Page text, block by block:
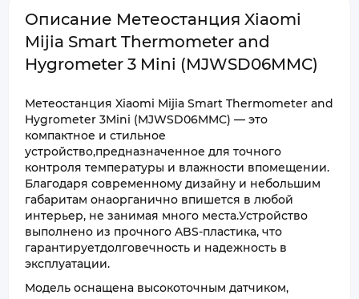
Описание Метеостанция Xiaomi
Mijia Smart Thermometer and
Hygrometer 3 Mini (MJWSD06MMC)
Метеостанция Xiaomi Mijia Smart Thermometer and
Hygrometer 3Mini (MJWSD06MMC) — это
компактное и стильное
устройство,предназначенное для точного
контроля температуры и влажности впомещении.
Благодаря современному дизайну и небольшим
габаритам онаорганично впишется в любой
интерьер, не занимая много места.Устройство
выполнено из прочного ABS-пластика, что
гарантируетдолговечность и надежность в
эксплуатации.
Модель оснащена высокоточным датчиком,